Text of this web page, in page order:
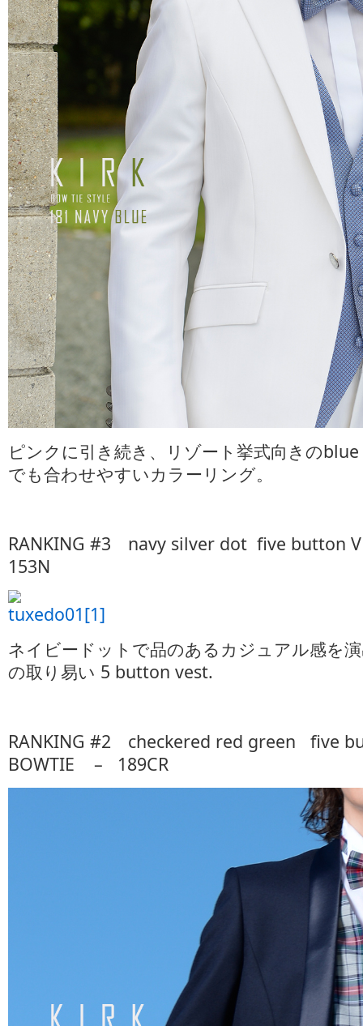
ピンクに引き続き、リゾート挙式向きの
でも合わせやすいカラーリング。
RANKING #3 navy silver dot five button
153N
ネイビードットで品のあるカジュアル感を
の取り易い 5 button vest.
RANKING #2 checkered red green five
BOWTIE – 189CR